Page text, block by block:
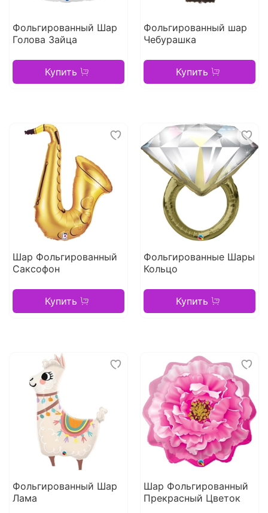
Фольгированный Шар
Голова Зайца
Купить
Фольгированный шар
Чебурашка
Купить
Шар Фольгированный
Саксофон
Купить
Фольгированные Шары
Кольцо
Купить
Фольгированный Шар
Лама
Шар Фольгированный
Прекрасный Цветок